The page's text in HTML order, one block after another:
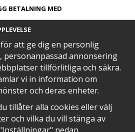
BETALNING MED​
LEVERANS MED
EN DEL AV
att ge dig en personlig
personanpassad annonsering
tillförlitliga och säkra.
vi in information om
och deras enheter.
tillåter alla cookies eller välj
och vilka du vill stänga av